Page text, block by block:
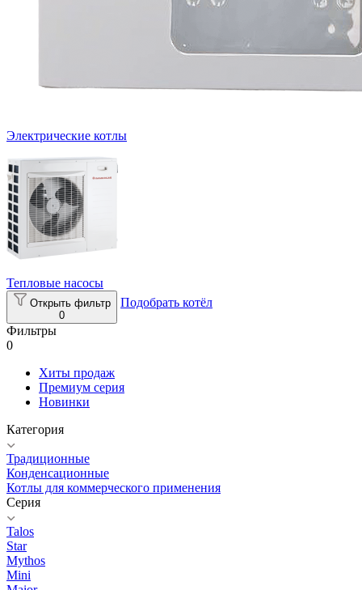
Электрические котлы
Тепловые насосы
Открыть фильтр
0
Подобрать котёл
Фильтры
0
Хиты продаж
Премиум серия
Новинки
Категория
Традиционные
Конденсационные
Котлы для коммерческого применения
Серия
Talos
Star
Mythos
Mini